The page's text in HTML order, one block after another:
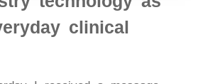
clinical